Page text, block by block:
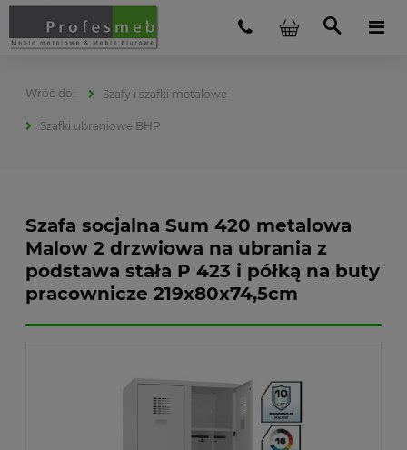
Szafy i szafki metalowe
Szafki ubraniowe BHP
Szafa socjalna Sum 420 metalowa
Malow 2 drzwiowa na ubrania z
podstawa stała P 423 i półką na buty
pracownicze 219x80x74,5cm